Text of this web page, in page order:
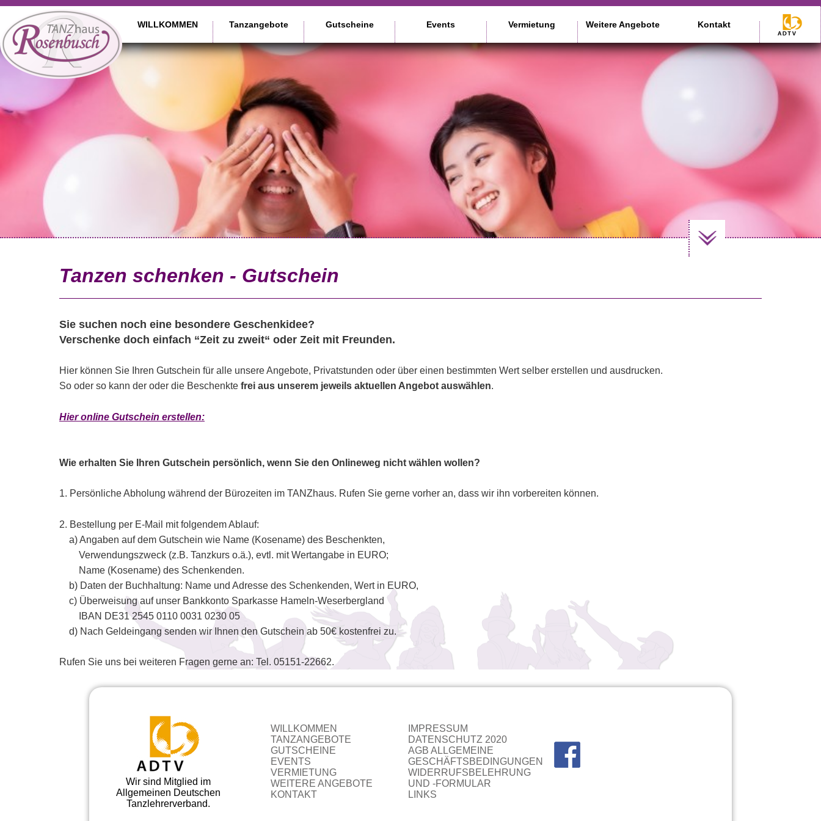
WILLKOMMEN Tanzangebote Gutscheine Events Vermietung Weitere Angebote Kontakt
WILLKOMMEN
Tanzangebote
Gutscheine
Vermietung
Tanzen schenken - Gutschein
Sie suchen noch eine besondere Geschenkidee?
Verschenke doch einfach “Zeit zu zweit“ oder Zeit mit Freunden.
Hier können Sie Ihren Gutschein für alle unsere Angebote, Privatstunden oder über einen bestimmten Wert selber erstellen und ausdrucken.
So oder so kann der oder die Beschenkte frei aus unserem jeweils aktuellen Angebot auswählen.
Hier online Gutschein erstellen:
Wie erhalten Sie Ihren Gutschein persönlich, wenn Sie den Onlineweg nicht wählen wollen?
1. Persönliche Abholung während der Bürozeiten im TANZhaus. Rufen Sie gerne vorher an, dass wir ihn vorbereiten können.
2. Bestellung per E-Mail mit folgendem Ablauf:
a) Angaben auf dem Gutschein wie Name (Kosename) des Beschenkten,
Verwendungszweck (z.B. Tanzkurs o.ä.), evtl. mit Wertangabe in EURO;
Name (Kosename) des Schenkenden.
b) Daten der Buchhaltung: Name und Adresse des Schenkenden, Wert in EURO,
c) Überweisung auf unser Bankkonto Sparkasse Hameln-Weserbergland
IBAN DE31 2545 0110 0031 0230 05
d) Nach Geldeingang senden wir Ihnen den Gutschein ab 50€ kostenfrei zu.
Rufen Sie uns bei weiteren Fragen gerne an: Tel. 05151-22662.
Wir sind Mitglied im
Allgemeinen Deutschen
Tanzlehrerverband.
WILLKOMMEN
TANZANGEBOTE
GUTSCHEINE
EVENTS
VERMIETUNG
WEITERE ANGEBOTE
KONTAKT
IMPRESSUM
DATENSCHUTZ 2020
AGB ALLGEMEINE
GESCHÄFTSBEDINGUNGEN
WIDERRUFSBELEHRUNG
UND -FORMULAR
LINKS